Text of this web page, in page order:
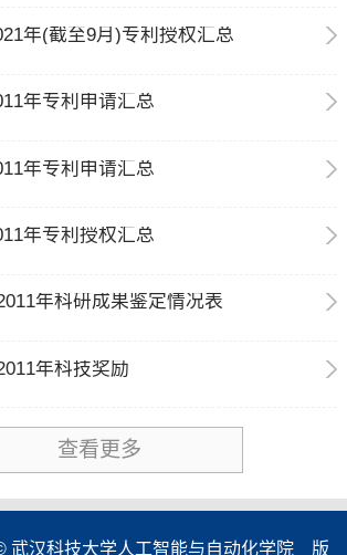
年(截至9月)专利授权汇总
年专利申请汇总
年专利申请汇总
年专利授权汇总
年科研成果鉴定情况表
年科技奖励
查看更多
武汉科技大学人工智能与自动化学院 版